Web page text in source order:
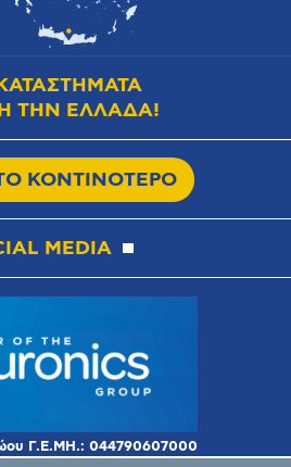
ΤΗΝ ΕΛΛΑΔΑ!
ΚΟΝΤΙΝΟΤΕΡΟ
MEDIA